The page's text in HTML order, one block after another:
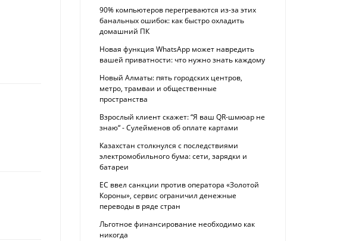
90% компьютеров перегреваются из-за этих
банальных ошибок: как быстро охладить
домашний ПК
Новая функция WhatsApp может навредить
вашей приватности: что нужно знать каждому
Новый Алматы: пять городских центров,
метро, трамваи и общественные
пространства
Взрослый клиент скажет: “Я ваш QR-шмюар не
знаю“ - Сулейменов об оплате картами
Казахстан столкнулся с последствиями
электромобильного бума: сети, зарядки и
батареи
ЕС ввел санкции против оператора «Золотой
Короны», сервис ограничил денежные
переводы в ряде стран
Льготное финансирование необходимо как
никогда